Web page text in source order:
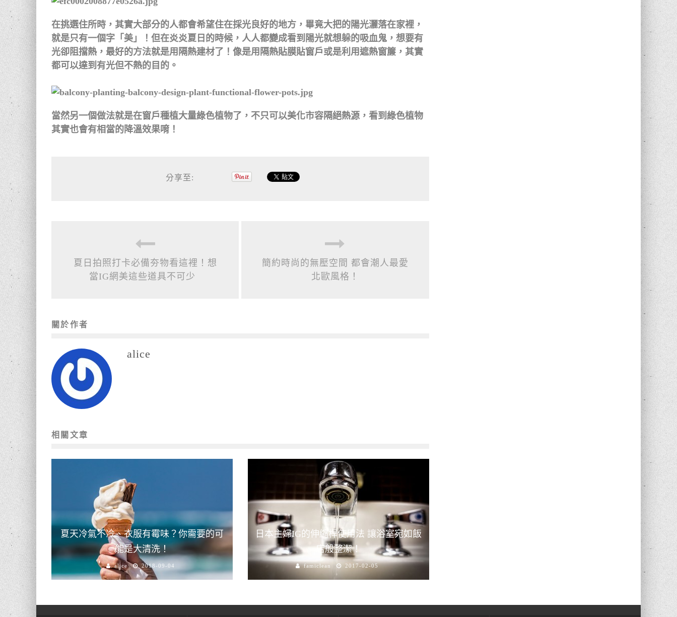
在挑選住所時，其實大部分的人都會希望住在採光良好的地方，畢竟大把的陽光灑落在家裡，
就是只有一個字「美」！但在炎炎夏日的時候，人人都變成看到陽光就想躲的吸血鬼，想要有
光卻阻擋熱，最好的方法就是用隔熱建材了！像是用隔熱貼膜貼窗戶或是利用遮熱窗簾，其實
都可以達到有光但不熱的目的。
當然另一個做法就是在窗戶種植大量綠色植物了，不只可以美化市容隔絕熱源，看到綠色植物
其實也會有相當的降溫效果唷！
分享至:
夏日拍照打卡必備夯物看這裡！想
當IG網美這些道具不可少
簡約時尚的無壓空間 都會潮人最愛
北歐風格！
關於作者
alice
相關文章
夏天冷氣不冷、衣服有霉味？你需要的可
能是大清洗！
alice 2018-09-04
日本主婦IG的伸縮桿使用法 讓浴室宛如飯
店般整潔！
famiclean 2017-02-05